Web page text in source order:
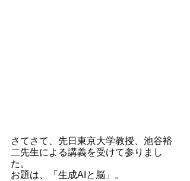
さてさて、先日東京大学教授、池谷裕
二先生による講義を受けて参りまし
た。
お題は、「生成AIと脳」。